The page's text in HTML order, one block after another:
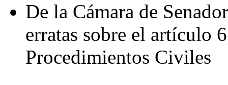
De la Cámara de
erratas sobre el artículo
Procedimientos Civiles